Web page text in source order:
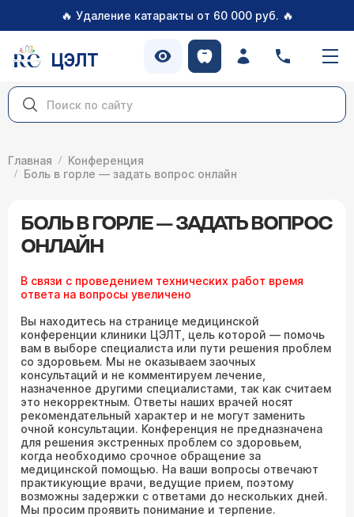
🔥 Удаление катаракты от 60 000 руб. 🔥
ЦЭЛТ
Главная
Конференция
Боль в горле — задать вопрос онлайн
БОЛЬ В ГОРЛЕ — ЗАДАТЬ ВОПРОС
ОНЛАЙН
В связи с проведением технических работ время
ответа на вопросы увеличено
Вы находитесь на странице медицинской
конференции клиники ЦЭЛТ, цель которой — помочь
вам в выборе специалиста или пути решения проблем
со здоровьем. Мы не оказываем заочных
консультаций и не комментируем лечение,
назначенное другими специалистами, так как считаем
это некорректным. Ответы наших врачей носят
рекомендательный характер и не могут заменить
очной консультации. Конференция не предназначена
для решения экстренных проблем со здоровьем,
когда необходимо срочное обращение за
медицинской помощью. На ваши вопросы отвечают
практикующие врачи, ведущие прием, поэтому
возможны задержки с ответами до нескольких дней.
Мы просим проявить понимание и терпение.